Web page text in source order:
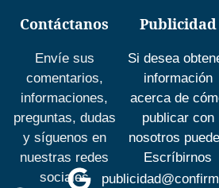
Contáctanos
Envíe sus
comentarios,
informaciones,
preguntas, dudas
y síguenos en
nuestras redes
sociales
Publicidad
Si desea
información
acerca de
publicar con
nosotros
Escríbirnos